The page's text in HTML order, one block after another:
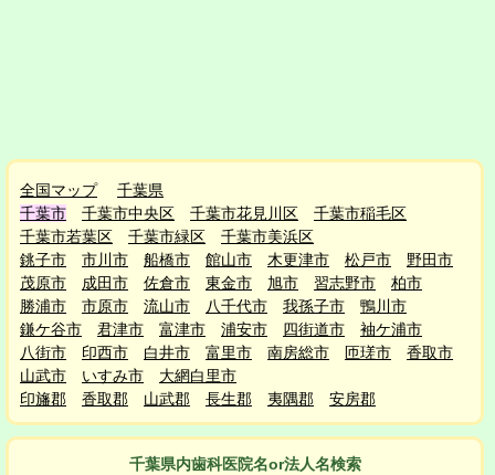
全国マップ
千葉県
千葉市
千葉市中央区 千葉市花見川区
千葉市稲毛区
千葉市若葉区
千葉市緑区
千葉市美浜区
銚子市
市川市 船橋市 館山市 木更津市 松戸市
野田市
茂原市
成田市 佐倉市 東金市 旭市 習志野市
柏市
勝浦市
市原市 流山市 八千代市 我孫子市
鴨川市
鎌ケ谷市
君津市 富津市 浦安市 四街道市
袖ケ浦市
八街市
印西市 白井市 富里市 南房総市 匝瑳市
香取市
山武市
いすみ市
大網白里市
印旛郡
香取郡 山武郡 長生郡 夷隅郡 安房郡
千葉県内歯科医院名or法人名検索